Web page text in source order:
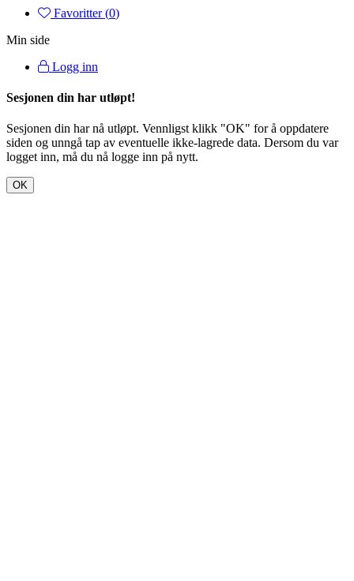
Favoritter (0)
Min side
Logg inn
Sesjonen din har utløpt!
Sesjonen din har nå utløpt. Vennligst klikk "OK" for å oppdatere
siden og unngå tap av eventuelle ikke-lagrede data. Dersom du var
logget inn, må du nå logge inn på nytt.
OK